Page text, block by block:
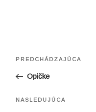
článku
Predchádzajúci
PREDCHÁDZAJÚCA
Opičke
Ďalší
NASLEDUJÚCA